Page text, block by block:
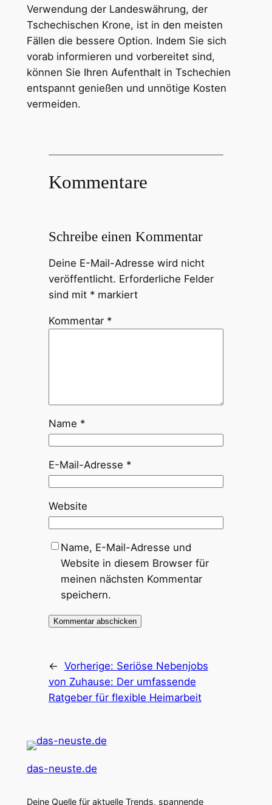
Verwendung der Landeswährung, der
Tschechischen Krone, ist in den meisten
Fällen die bessere Option. Indem Sie sich
vorab informieren und vorbereitet sind,
können Sie Ihren Aufenthalt in Tschechien
entspannt genießen und unnötige Kosten
vermeiden.
Kommentare
Schreibe einen Kommentar
Deine E-Mail-Adresse wird nicht
veröffentlicht. Erforderliche Felder
sind mit *markiert
Kommentar *
Name *
E-Mail-Adresse *
Website
Name, E-Mail-Adresse und
Website in diesem Browser für
meinen nächsten Kommentar
speichern.
← Vorherige: Seriöse Nebenjobs
von Zuhause: Der umfassende
Ratgeber für flexible Heimarbeit
das-neuste.de
Deine Quelle für aktuelle Trends, spannende